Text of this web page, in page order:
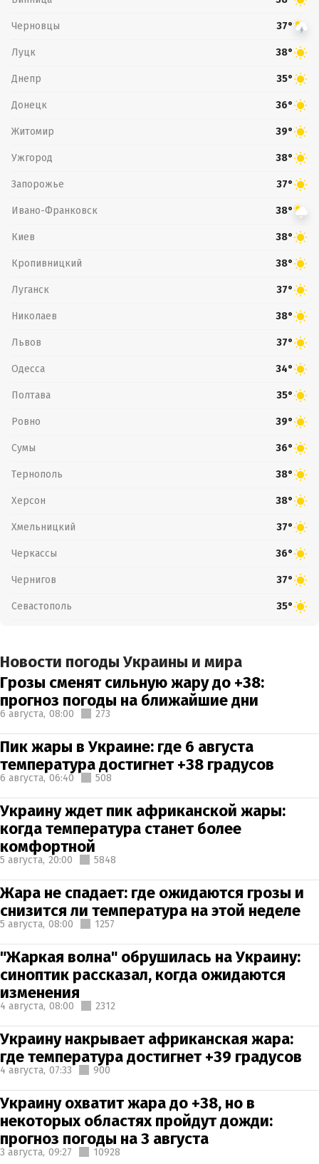
Черновцы 37°
Луцк 38°
Днепр 35°
Донецк 36°
Житомир 39°
Ужгород 38°
Запорожье 37°
Ивано-Франковск 38°
Киев 38°
Кропивницкий 38°
Луганск 37°
Николаев 38°
Львов 37°
Одесса 34°
Полтава 35°
Ровно 39°
Сумы 36°
Тернополь 38°
Херсон 38°
Хмельницкий 37°
Черкассы 36°
Чернигов 37°
Севастополь 35°
Новости погоды Украины и мира
Грозы сменят сильную жару до +38:
прогноз погоды на ближайшие дни
6 августа, 08:00 273
Пик жары в Украине: где 6 августа
температура достигнет +38 градусов
6 августа, 06:40 508
Украину ждет пик африканской жары:
когда температура станет более
комфортной
5 августа, 20:00 5848
Жара не спадает: где ожидаются грозы и
снизится ли температура на этой неделе
5 августа, 08:00 1257
"Жаркая волна" обрушилась на Украину:
синоптик рассказал, когда ожидаются
изменения
4 августа, 08:00 2312
Украину накрывает африканская жара:
где температура достигнет +39 градусов
4 августа, 07:33 900
Украину охватит жара до +38, но в
некоторых областях пройдут дожди:
прогноз погоды на 3 августа
3 августа, 09:27 10928